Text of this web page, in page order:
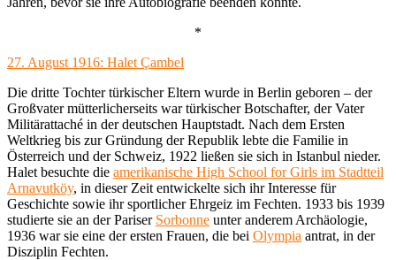
*
27. August 1916: Halet Çambel
Die dritte Tochter türkischer Eltern wurde in Berlin geboren – der
Großvater mütterlicherseits war türkischer Botschafter, der Vater
Militärattaché in der deutschen Hauptstadt. Nach dem Ersten
Weltkrieg bis zur Gründung der Republik lebte die Familie in
Österreich und der Schweiz, 1922 ließen sie sich in Istanbul nieder.
Halet besuchte die amerikanische High School for Girls im Stadtteil
Arnavutköy, in dieser Zeit entwickelte sich ihr Interesse für
Geschichte sowie ihr sportlicher Ehrgeiz im Fechten. 1933 bis 1939
studierte sie an der Pariser Sorbonne unter anderem Archäologie,
1936 war sie eine der ersten Frauen, die bei Olympia antrat, in der
Disziplin Fechten.